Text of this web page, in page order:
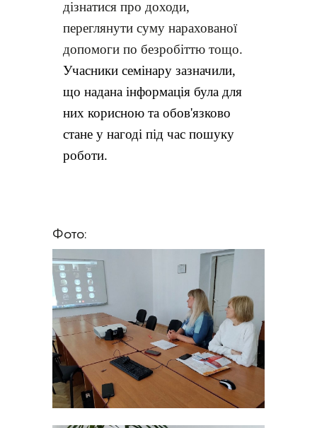
дізнатися про доходи,
переглянути суму нарахованої
допомоги по безробіттю тощо.
Учасники семінару зазначили,
що надана інформація була для
них корисною та обов'язково
стане у нагоді під час пошуку
роботи.
Фото: